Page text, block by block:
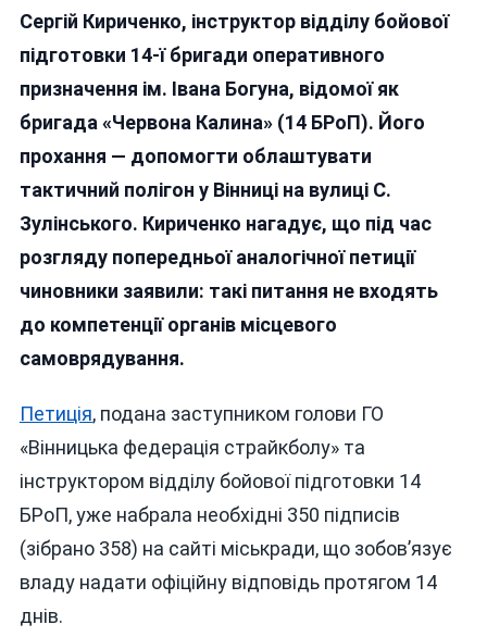
Сергій Кириченко, інструктор відділу бойової
підготовки 14-ї бригади оперативного
призначення ім. Івана Богуна, відомої як
бригада «Червона Калина» (14 БРоП). Його
прохання — допомогти облаштувати
тактичний полігон у Вінниці на вулиці С.
Зулінського. Кириченко нагадує, що під час
розгляду попередньої аналогічної петиції
чиновники заявили: такі питання не входять
до компетенції органів місцевого
самоврядування.
Петиція, подана заступником голови ГО
«Вінницька федерація страйкболу» та
інструктором відділу бойової підготовки 14
БРоП, уже набрала необхідні 350 підписів
(зібрано 358) на сайті міськради, що зобов’язує
владу надати офіційну відповідь протягом 14
днів.